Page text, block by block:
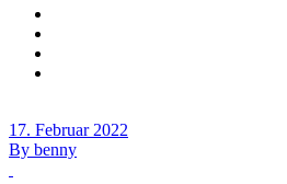
17. Februar 2022
By benny